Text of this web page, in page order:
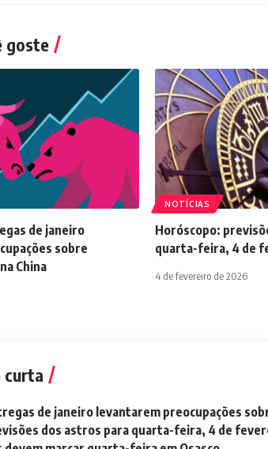
goste
de janeiro
sobre
China
NOTÍCIAS
Horóscopo:
quarta-feira, 4 de
4 de fevereiro de 2026
curta
de janeiro levantarem preocupações
dos astros para quarta-feira, 4 de